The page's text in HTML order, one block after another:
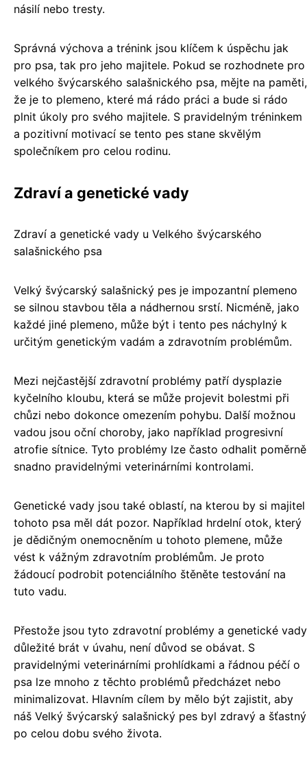
násilí nebo tresty.
Správná výchova a trénink jsou klíčem k úspěchu jak
pro psa, tak pro jeho majitele. Pokud se rozhodnete pro
velkého švýcarského salašnického psa, mějte na paměti,
že je to plemeno, které má rádo práci a bude si rádo
plnit úkoly pro svého majitele. S pravidelným tréninkem
a pozitivní motivací se tento pes stane skvělým
společníkem pro celou rodinu.
Zdraví a genetické vady
Zdraví a genetické vady u Velkého švýcarského
salašnického psa
Velký švýcarský salašnický pes je impozantní plemeno
se silnou stavbou těla a nádhernou srstí. Nicméně, jako
každé jiné plemeno, může být i tento pes náchylný k
určitým genetickým vadám a zdravotním problémům.
Mezi nejčastější zdravotní problémy patří dysplazie
kyčelního kloubu, která se může projevit bolestmi při
chůzi nebo dokonce omezením pohybu. Další možnou
vadou jsou oční choroby, jako například progresivní
atrofie sítnice. Tyto problémy lze často odhalit poměrně
snadno pravidelnými veterinárními kontrolami.
Genetické vady jsou také oblastí, na kterou by si majitel
tohoto psa měl dát pozor. Například hrdelní otok, který
je dědičným onemocněním u tohoto plemene, může
vést k vážným zdravotním problémům. Je proto
žádoucí podrobit potenciálního štěněte testování na
tuto vadu.
Přestože jsou tyto zdravotní problémy a genetické vady
důležité brát v úvahu, není důvod se obávat. S
pravidelnými veterinárními prohlídkami a řádnou péčí o
psa lze mnoho z těchto problémů předcházet nebo
minimalizovat. Hlavním cílem by mělo být zajistit, aby
náš Velký švýcarský salašnický pes byl zdravý a šťastný
po celou dobu svého života.